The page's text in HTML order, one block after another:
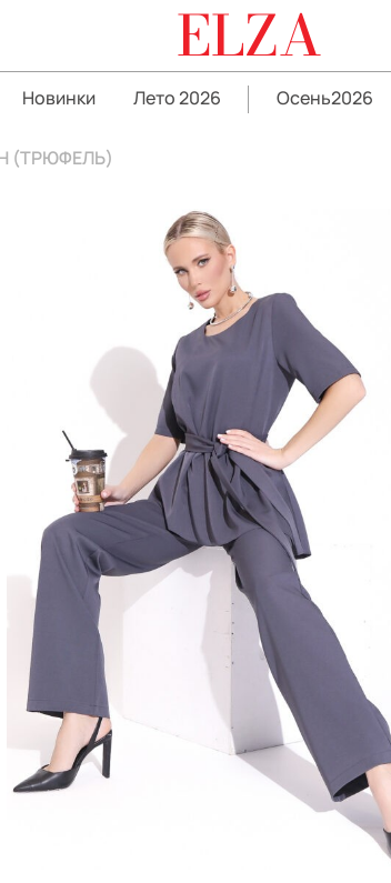
ELZA
Новинки Лето 2026 Осень2026
(ТРЮФЕЛЬ)